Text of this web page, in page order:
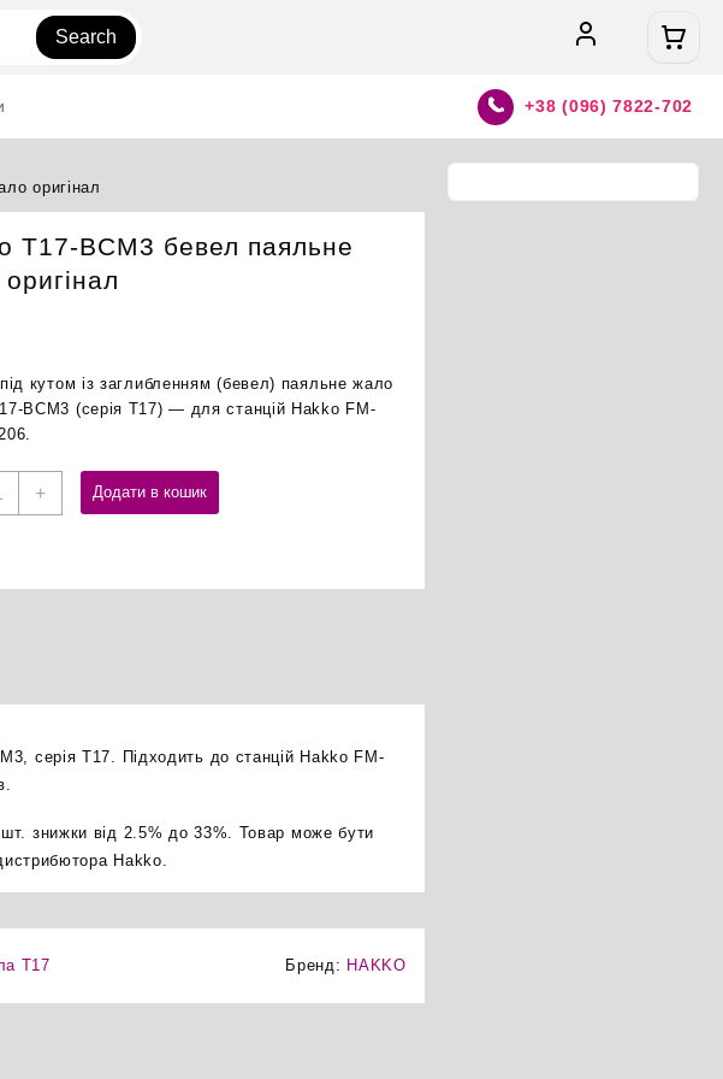
Search
+38 (096) 7822-702
оригінал
T17-BCM3 бевел паяльне
кутом із заглибленням (бевел) паяльне жало
BCM3 (серія T17) — для станцій Hakko FM-
+ Додати в кошик
серія T17. Підходить до станцій Hakko FM-
знижки від 2.5% до 33%. Товар може бути
Hakko.
T17 Бренд: HAKKO